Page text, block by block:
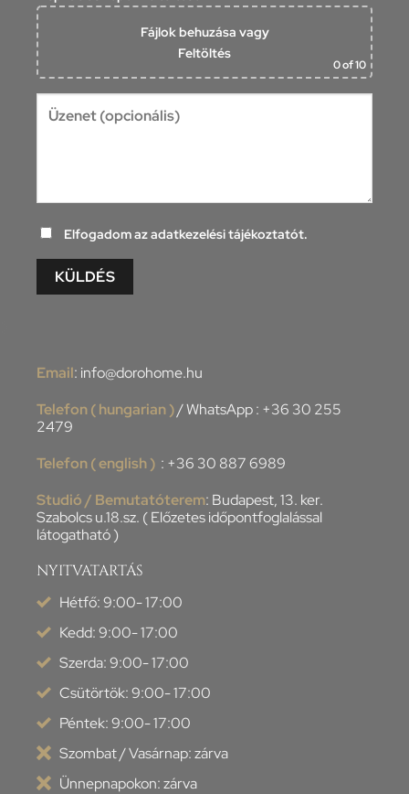
Fájlok behuzása vagy
Feltöltés
0of 10
Elfogadom az adatkezelési tájékoztatót.
Email: info@dorohome.hu
Telefon ( hungarian )/ WhatsApp : +36 30 255
2479
Telefon ( english ) : +36 30 887 6989
Studió / Bemutatóterem: Budapest, 13. ker.
Szabolcs u.18.sz. ( Előzetes időpontfoglalással
látogatható )
NYITVATARTÁS
Hétfő: 9:00- 17:00
Kedd: 9:00- 17:00
Szerda: 9:00- 17:00
Csütörtök: 9:00- 17:00
Péntek: 9:00- 17:00
Szombat / Vasárnap: zárva
Ünnepnapokon: zárva